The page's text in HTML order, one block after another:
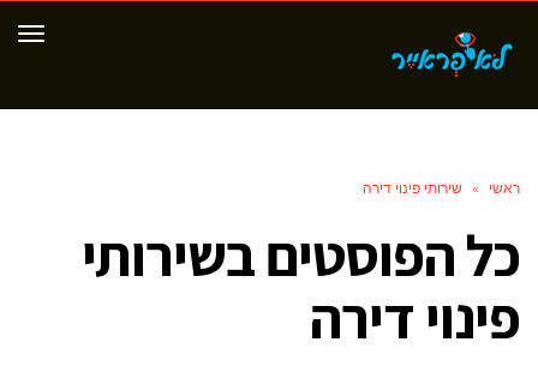
ראשי » שירותי פינוי דירה
כל הפוסטים בשירותי
פינוי דירה